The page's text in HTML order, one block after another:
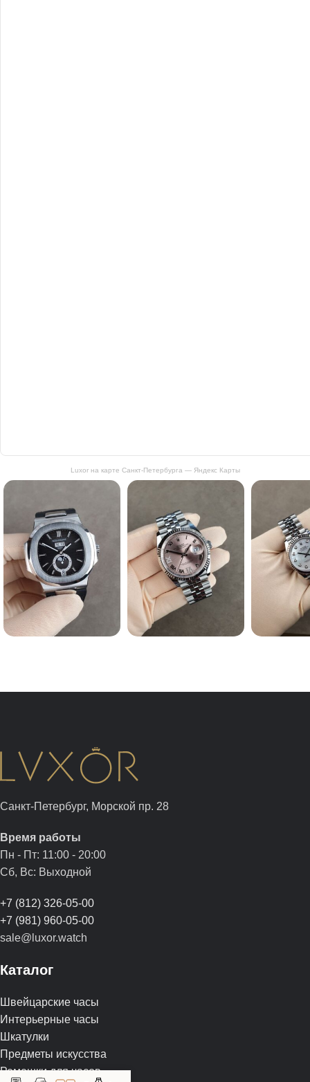
Luxor на карте Санкт‑Петербурга — Яндекс Карты
Санкт-Петербург, Морской пр. 28
Время работы
Пн - Пт: 11:00 - 20:00
Сб, Вс: Выходной
+7 (812) 326-05-00
+7 (981) 960-05-00
sale@luxor.watch
Каталог
Швейцарские часы
Интерьерные часы
Шкатулки
Предметы искусства
Ремешки для часов